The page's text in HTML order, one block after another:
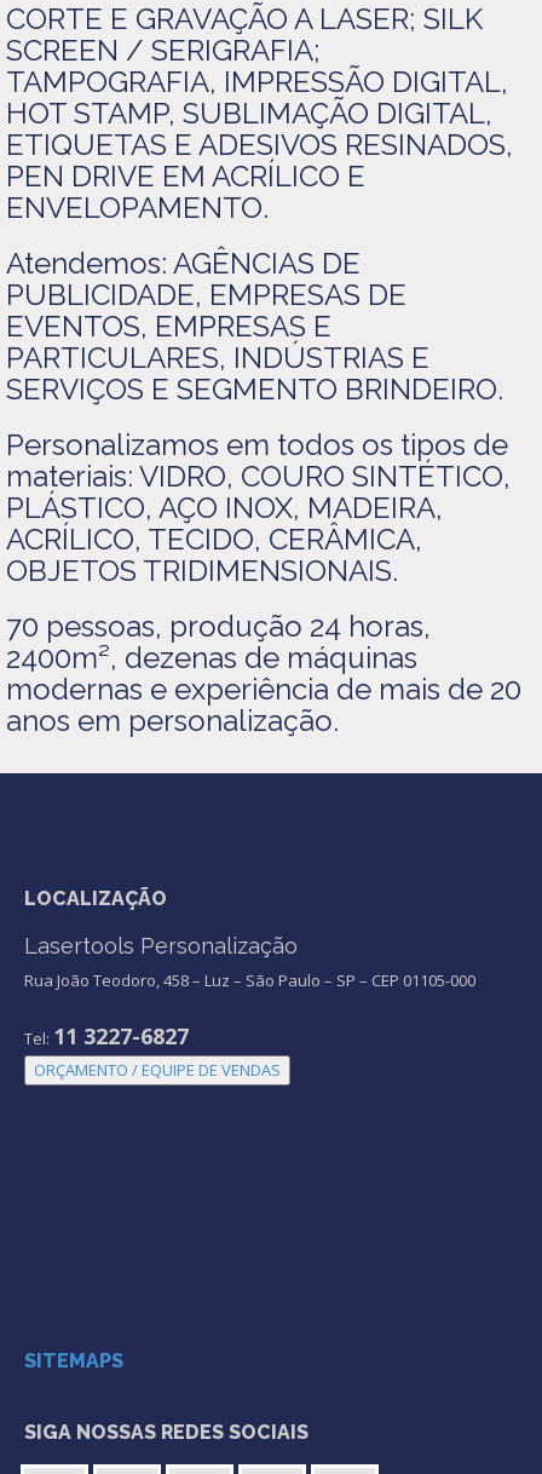
CORTE E GRAVAÇÃO A LASER; SILK
SCREEN / SERIGRAFIA;
TAMPOGRAFIA, IMPRESSÃO DIGITAL,
HOT STAMP, SUBLIMAÇÃO DIGITAL,
ETIQUETAS E ADESIVOS RESINADOS,
PEN DRIVE EM ACRÍLICO E
ENVELOPAMENTO.
Atendemos: AGÊNCIAS DE
PUBLICIDADE, EMPRESAS DE
EVENTOS, EMPRESAS E
PARTICULARES, INDÚSTRIAS E
SERVIÇOS E SEGMENTO BRINDEIRO.
Personalizamos em todos os tipos de
materiais: VIDRO, COURO SINTÉTICO,
PLÁSTICO, AÇO INOX, MADEIRA,
ACRÍLICO, TECIDO, CERÂMICA,
OBJETOS TRIDIMENSIONAIS.
70 pessoas, produção 24 horas,
2400m², dezenas de máquinas
modernas e experiência de mais de 20
anos em personalização.
LOCALIZAÇÃO
Lasertools Personalização
Rua João Teodoro, 458 – Luz – São Paulo – SP – CEP 01105-000
Tel: 11 3227-6827
ORÇAMENTO / EQUIPE DE VENDAS
SITEMAPS
SIGA NOSSAS REDES SOCIAIS